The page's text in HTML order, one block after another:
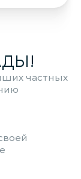
частных